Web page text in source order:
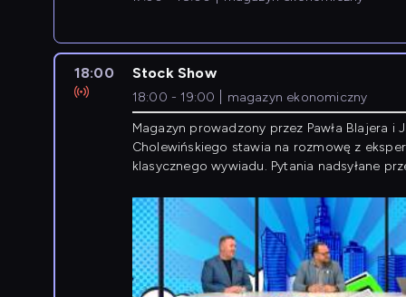
18:00 Stock Show
18:00 - 19:00
magazyn ekonomiczny
Magazyn prowadzony przez Pawła Blajera i
Cholewińskiego stawia na rozmowę z
klasycznego wywiadu. Pytania nadsyłane